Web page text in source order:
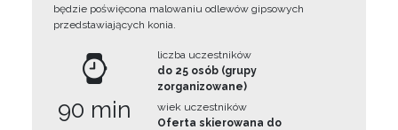
będzie poświęcona malowaniu odlewów gipsowych
przedstawiających konia.
90 min
liczba uczestników
do 25 osób (grupy
zorganizowane)
wiek uczestników
Oferta skierowana do